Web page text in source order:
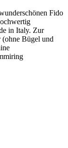
Fido
in Italy. Zur
Bügel und